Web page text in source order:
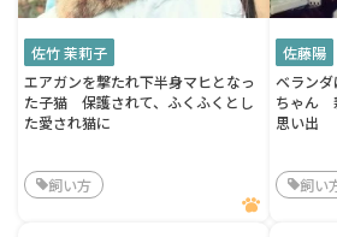
佐竹 茉莉子
エアガンを撃たれ下半身マヒとなっ
た子猫 保護されて、ふくふくとし
た愛され猫に
飼い方
佐藤陽
ベラン
ちゃん
思い出
飼い